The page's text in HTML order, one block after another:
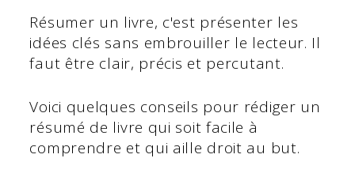
Résumer un livre, c'est présenter les
idées clés sans embrouiller le lecteur. Il
faut être clair, précis et percutant.
Voici quelques conseils pour rédiger un
résumé de livre qui soit facile à
comprendre et qui aille droit au but.